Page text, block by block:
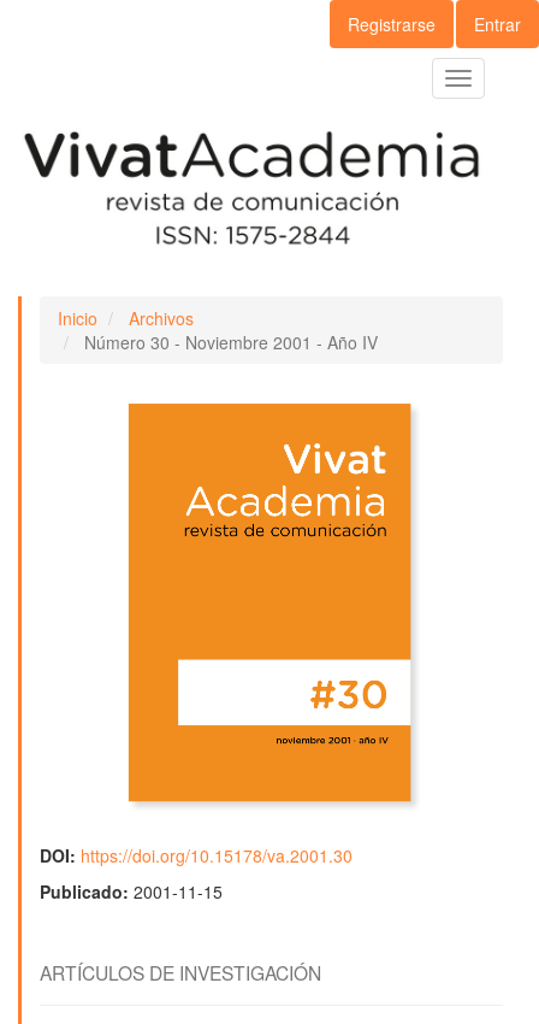
lateral
Registrarse Entrar
Toggle
navigation
Inicio
Archivos
Número 30 - Noviembre 2001 - Año IV
DOI: https://doi.org/10.15178/va.2001.30
Publicado: 2001-11-15
ARTÍCULOS DE INVESTIGACIÓN